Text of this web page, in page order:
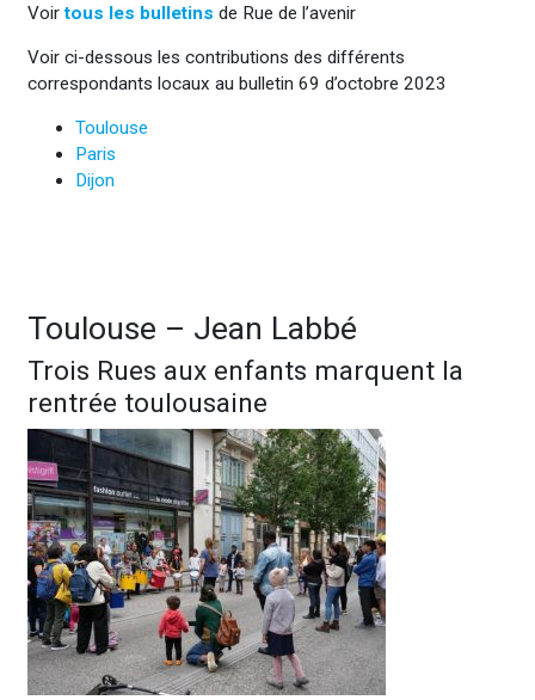
Voirtous les bulletins de Rue de l’avenir
Voir ci-dessous les contributions des différents
correspondants locaux au bulletin 69 d’octobre 2023
Toulouse
Paris
Dijon
Toulouse – Jean Labbé
Trois Rues aux enfants marquent la
rentrée toulousaine